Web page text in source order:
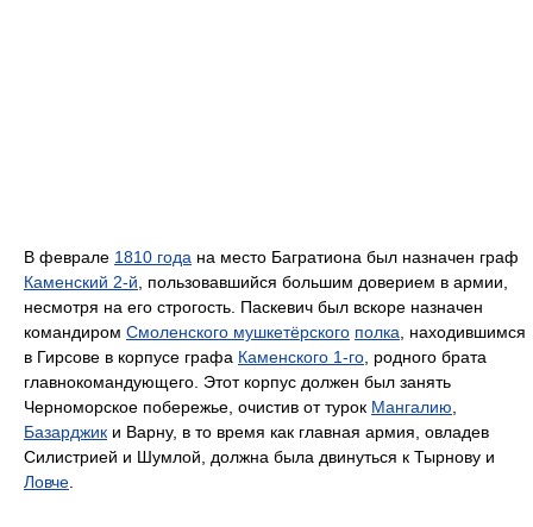
В феврале 1810 года на место Багратиона был назначен граф
Каменский 2-й , пользовавшийся большим доверием в армии,
несмотря на его строгость. Паскевич был вскоре назначен
командиром Смоленского мушкетёрского полка , находившимся
в Гирсове в корпусе графа Каменского 1-го , родного брата
главнокомандующего. Этот корпус должен был занять
Черноморское побережье, очистив от турок Мангалию
Базарджик и Варну, в то время как главная армия, овладев
Силистрией и Шумлой, должна была двинуться к Тырнову и
Ловче